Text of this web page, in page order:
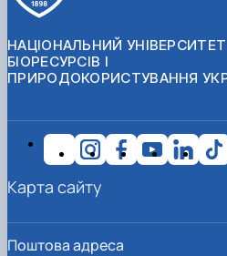
НАЦІОНАЛЬНИЙ УНІВЕРСИТЕТ
БІОРЕСУРСІВ І
ПРИРОДОКОРИСТУВАННЯ
Поштова адреса
Карта сайту